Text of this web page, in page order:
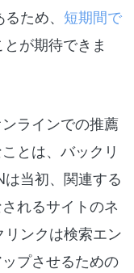
ため、 短期間で
とが期待できま
ラインでの推薦
とは、バックリ
当初、関連する
れるサイトのネ
ンクは検索エン
プさせるための